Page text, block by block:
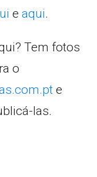
e aqui.
Tem fotos
o
e
las.